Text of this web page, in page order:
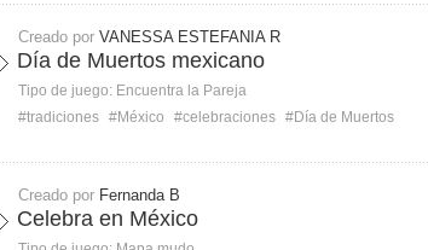
Creado por VANESSA ESTEFANIA R
Día de Muertos mexicano
Tipo de juego: Encuentra la Pareja
#tradiciones #México #celebraciones #Día de Muertos
Creado por Fernanda B
Celebra en México